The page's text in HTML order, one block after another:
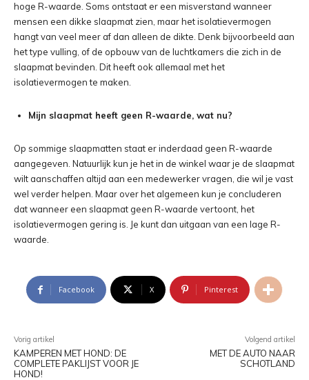
hoge R-waarde. Soms ontstaat er een misverstand wanneer
mensen een dikke slaapmat zien, maar het isolatievermogen
hangt van veel meer af dan alleen de dikte. Denk bijvoorbeeld aan
het type vulling, of de opbouw van de luchtkamers die zich in de
slaapmat bevinden. Dit heeft ook allemaal met het
isolatievermogen te maken.
Mijn slaapmat heeft geen R-waarde, wat nu?
Op sommige slaapmatten staat er inderdaad geen R-waarde
aangegeven. Natuurlijk kun je het in de winkel waar je de slaapmat
wilt aanschaffen altijd aan een medewerker vragen, die wil je vast
wel verder helpen. Maar over het algemeen kun je concluderen
dat wanneer een slaapmat geen R-waarde vertoont, het
isolatievermogen gering is. Je kunt dan uitgaan van een lage R-
waarde.
Facebook X Pinterest
Vorig artikel
KAMPEREN MET HOND: DE
COMPLETE PAKLIJST VOOR JE
HOND!
Volgend artikel
MET DE AUTO NAAR
SCHOTLAND